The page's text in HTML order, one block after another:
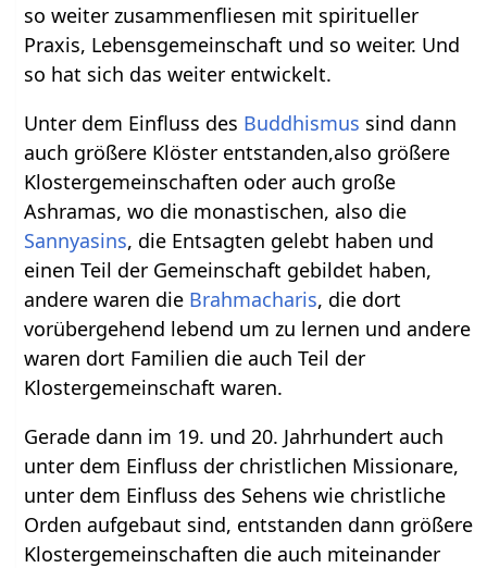
so weiter zusammenfliesen mit spiritueller
Praxis, Lebensgemeinschaft und so weiter. Und
so hat sich das weiter entwickelt.
Unter dem Einfluss des Buddhismus sind dann
auch größere Klöster entstanden,also größere
Klostergemeinschaften oder auch große
Ashramas, wo die monastischen, also die
Sannyasins, die Entsagten gelebt haben und
einen Teil der Gemeinschaft gebildet haben,
andere waren die Brahmacharis, die dort
vorübergehend lebend um zu lernen und andere
waren dort Familien die auch Teil der
Klostergemeinschaft waren.
Gerade dann im 19. und 20. Jahrhundert auch
unter dem Einfluss der christlichen Missionare,
unter dem Einfluss des Sehens wie christliche
Orden aufgebaut sind, entstanden dann größere
Klostergemeinschaften die auch miteinander